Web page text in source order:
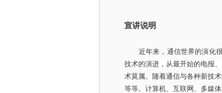
宣讲说明
近年来， 通信世界的演化
技术的演进，从最开始的电报
术莫属。随着通信与各种新技
等等。计算机、互联网、多媒